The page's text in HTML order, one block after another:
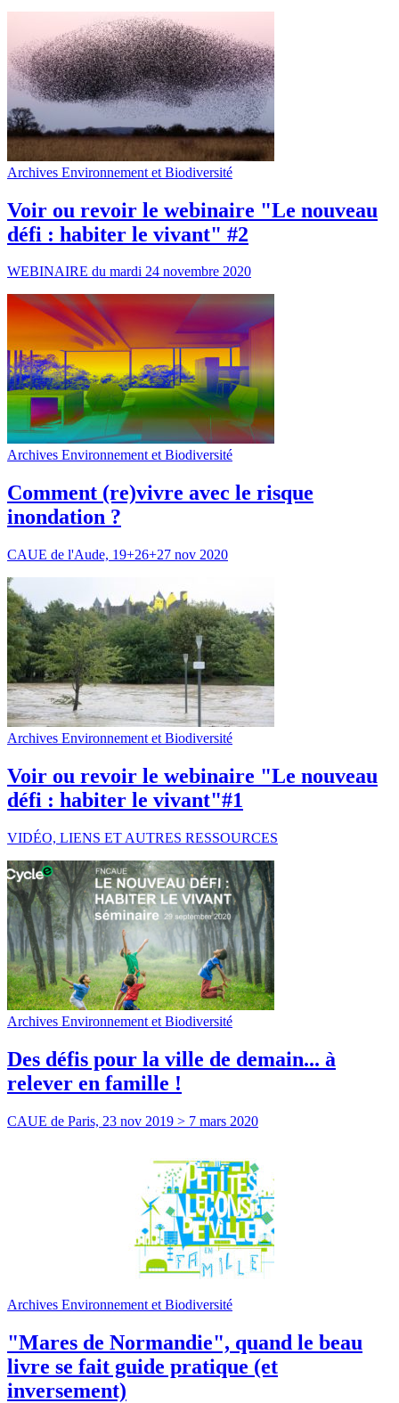
Archives Environnement et Biodiversité
Voir ou revoir le webinaire "Le nouveau
défi : habiter le vivant" #2
WEBINAIRE du mardi 24 novembre 2020
Archives Environnement et Biodiversité
Comment (re)vivre avec le risque
inondation ?
CAUE de l'Aude, 19+26+27 nov 2020
Archives Environnement et Biodiversité
Voir ou revoir le webinaire "Le nouveau
défi : habiter le vivant"#1
VIDÉO, LIENS ET AUTRES RESSOURCES
Archives Environnement et Biodiversité
Des défis pour la ville de demain... à
relever en famille !
CAUE de Paris, 23 nov 2019 > 7 mars 2020
Archives Environnement et Biodiversité
"Mares de Normandie", quand le beau
livre se fait guide pratique (et
inversement)